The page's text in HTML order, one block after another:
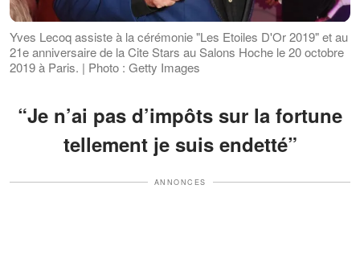
Yves Lecoq assiste à la cérémonie "Les Etoiles D'Or 2019" et au
21e anniversaire de la Cite Stars au Salons Hoche le 20 octobre
2019 à Paris. | Photo : Getty Images
“Je n’ai pas d’impôts sur la fortune
tellement je suis endetté”
ANNONCES